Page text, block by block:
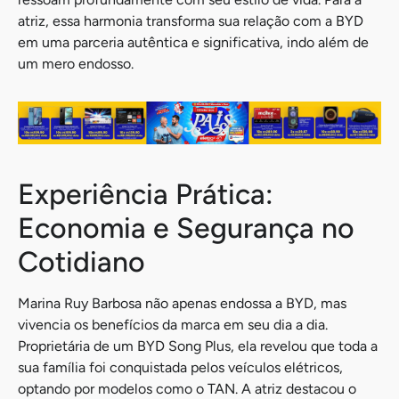
atriz, essa harmonia transforma sua relação com a BYD
em uma parceria autêntica e significativa, indo além de
um mero endosso.
Experiência Prática:
Economia e Segurança no
Cotidiano
Marina Ruy Barbosa não apenas endossa a BYD, mas
vivencia os benefícios da marca em seu dia a dia.
Proprietária de um BYD Song Plus, ela revelou que toda a
sua família foi conquistada pelos veículos elétricos,
optando por modelos como o TAN. A atriz destacou o